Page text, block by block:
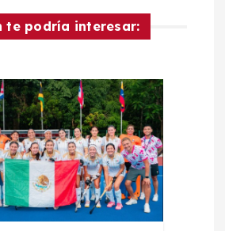
te podría interesar: